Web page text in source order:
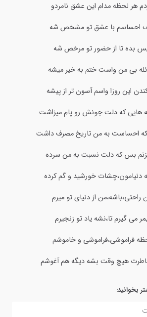
هر لحظه مدام این عشق نامردو
احساسم با عشق تو مشخص شه
بده تا از حضور تو مرخص شه
بی من واست ختم به خیر میشه
این روزا واسم آسون تر از پیشه
هایی که دلت جونش رو پام میزاشت
احساست به من تاریخ مصرف داشت
بس که دلت نسبت به من سرده
دنیامون،چشات خورشید و گم کرده
از دنیای تو میرم
می گیرم تا،نشه یاد تو زنجیرم
فراموشی،فراموشی و خاموشم
هیچ وقت بشه دیگه هم آغوشم
بخوانید: